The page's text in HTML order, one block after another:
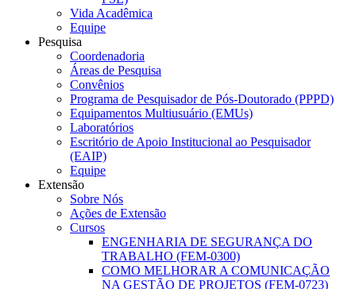
Vida Acadêmica
Equipe
Pesquisa
Coordenadoria
Áreas de Pesquisa
Convênios
Programa de Pesquisador de Pós-Doutorado (PPPD)
Equipamentos Multiusuário (EMUs)
Laboratórios
Escritório de Apoio Institucional ao Pesquisador
(EAIP)
Equipe
Extensão
Sobre Nós
Ações de Extensão
Cursos
ENGENHARIA DE SEGURANÇA DO
TRABALHO (FEM-0300)
COMO MELHORAR A COMUNICAÇÃO
NA GESTÃO DE PROJETOS (FEM-0723)